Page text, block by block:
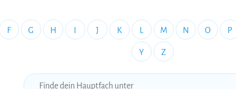
F G H J K L M N O P
Y Z